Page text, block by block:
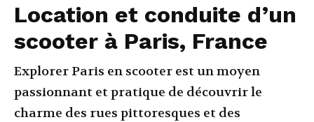
Location et conduite d’un
scooter à Paris, France
Explorer Paris en scooter est un moyen
passionnant et pratique de découvrir le
charme des rues pittoresques et des